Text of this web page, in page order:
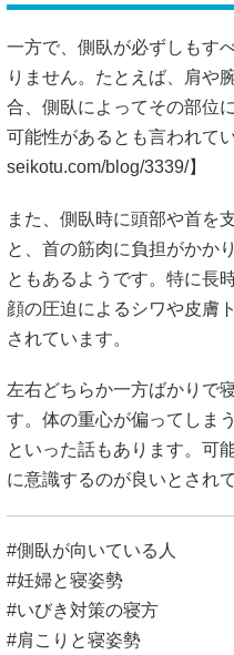
一方で、側臥が必ずしもす
りません。たとえば、肩や
合、側臥によってその部位
可能性があるとも言われて
seikotu.com/blog/3339/】
また、側臥時に頭部や首を
と、首の筋肉に負担がかか
ともあるようです。特に長
顔の圧迫によるシワや皮膚
されています。
左右どちらか一方ばかりで
す。体の重心が偏ってしま
といった話もあります。可
に意識するのが良いとされ
#側臥が向いている人
#妊婦と寝姿勢
#いびき対策の寝方
#肩こりと寝姿勢